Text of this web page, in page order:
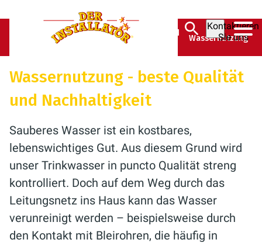
Kontaktieren
Sie uns
Der Installatör GmbH & Co.
Ratgeber Bad Wassernutzung
Wassernutzung - beste Qualität
und Nachhaltigkeit
Sauberes Wasser ist ein kostbares,
lebenswichtiges Gut. Aus diesem Grund wird
unser Trinkwasser in puncto Qualität streng
kontrolliert. Doch auf dem Weg durch das
Leitungsnetz ins Haus kann das Wasser
verunreinigt werden – beispielsweise durch
den Kontakt mit Bleirohren, die häufig in